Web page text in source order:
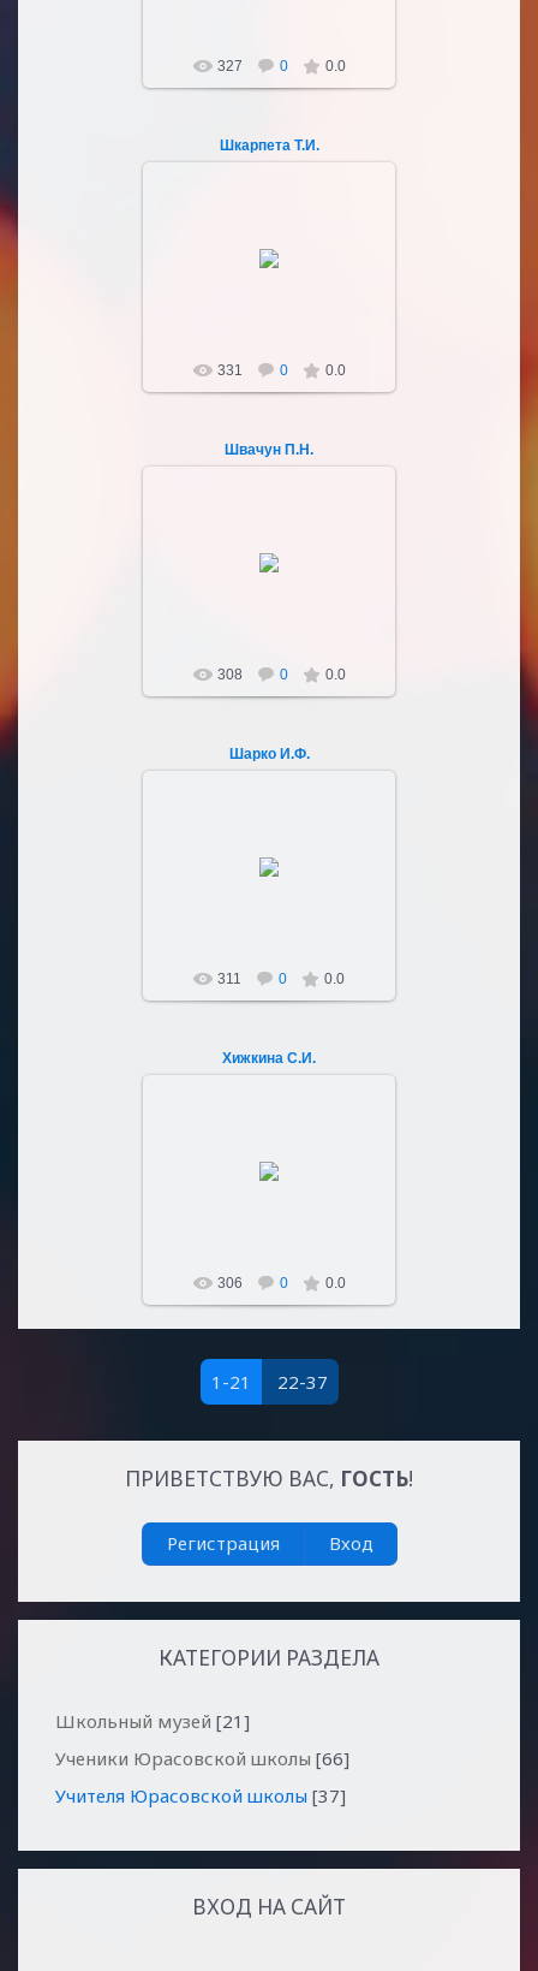
327 0 0.0
Шкарпета Т.И.
331 0 0.0
Швачун П.Н.
308 0 0.0
Шарко И.Ф.
311 0 0.0
Хижкина С.И.
306 0 0.0
1-21 22-37
ПРИВЕТСТВУЮ ВАС, ГОСТЬ!
Регистрация Вход
КАТЕГОРИИ РАЗДЕЛА
Школьный музей [21]
Ученики Юрасовской школы [66]
Учителя Юрасовской школы [37]
ВХОД НА САЙТ